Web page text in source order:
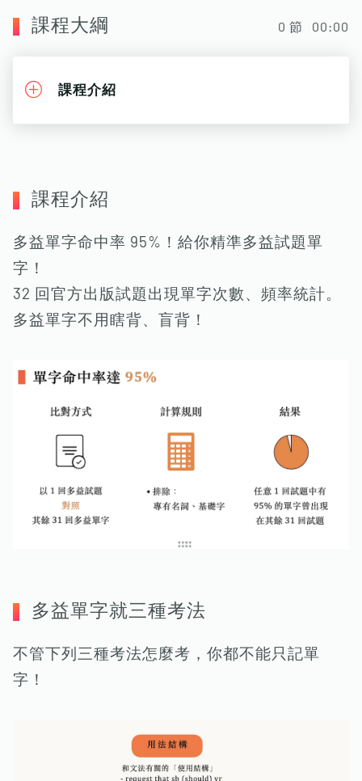
課程大綱 0 節 00:00
課程介紹
課程介紹
多益單字命中率 95%！給你精準多益試題單
字！
32 回官方出版試題出現單字次數、頻率統計。
多益單字不用瞎背、盲背！
多益單字就三種考法
不管下列三種考法怎麼考，你都不能只記單
字！